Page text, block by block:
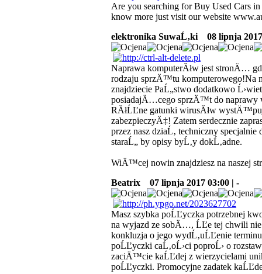
Are you searching for Buy Used Cars
know more just visit our website
elektronika SuwaĹ‚ki
08 lipnja
Naprawa komputerĂłw jest stronÄ…
rodzaju sprzÄ™tu komputerowego!Na
znajdziecie PaĹ„stwo dodatkowo
posiadajÄ…cego sprzÄ™t do naprawy
RĂłĹĽne gatunki wirusĂłw
zabezpieczyÄ‡! Zatem serdecznie
przez nasz dziaĹ‚ techniczny
staraĹ„ by opisy byĹ‚y dokĹ‚adne.
WiÄ™cej nowin znajdziesz na naszej
Beatrix
07 lipnja 2017 03:00 | -
Masz szybka poĹĽyczka potrzebnej
na wyjazd ze sobÄ…, ĹĽe tej chwili
konkluzja o jego wydĹ‚uĹĽenie
poĹĽyczki caĹ‚oĹ›ci poproĹ› o
zaciÄ™cie kaĹĽdej z wierzycielami
poĹĽyczki. Promocyjne zadatek